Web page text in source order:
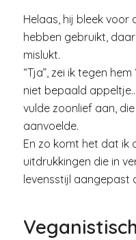
Helaas, hij bleek voor
hebben gebruikt,
mislukt.
“Tja”, zei ik tegen
niet bepaald
vulde zoonlief aan,
aanvoelde.
En zo komt het dat ik
uitdrukkingen die in
levensstijl aangepast